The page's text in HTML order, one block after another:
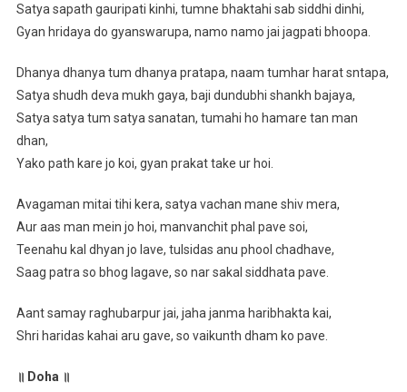
Satya sapath gauripati kinhi, tumne bhaktahi sab siddhi dinhi,
Gyan hridaya do gyanswarupa, namo namo jai jagpati bhoopa.
Dhanya dhanya tum dhanya pratapa, naam tumhar harat sntapa,
Satya shudh deva mukh gaya, baji dundubhi shankh bajaya,
Satya satya tum satya sanatan, tumahi ho hamare tan man
dhan,
Yako path kare jo koi, gyan prakat take ur hoi.
Avagaman mitai tihi kera, satya vachan mane shiv mera,
Aur aas man mein jo hoi, manvanchit phal pave soi,
Teenahu kal dhyan jo lave, tulsidas anu phool chadhave,
Saag patra so bhog lagave, so nar sakal siddhata pave.
Aant samay raghubarpur jai, jaha janma haribhakta kai,
Shri haridas kahai aru gave, so vaikunth dham ko pave.
॥ Doha ॥